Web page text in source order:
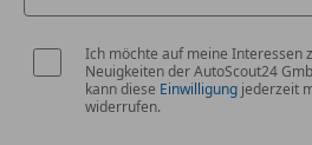
Beifahrersitz mit Tasche an
Fahrersitz elektrisch längs-
Fahrmodus-Selektor
Ich möchte auf meine Interessen
Neuigkeiten der AutoScout24
kann diese Einwilligung jederzeit
widerrufen.